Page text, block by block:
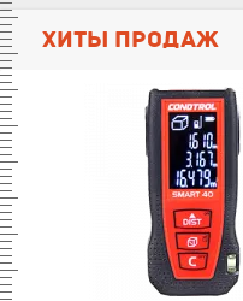
ХИТЫ ПРОДАЖ